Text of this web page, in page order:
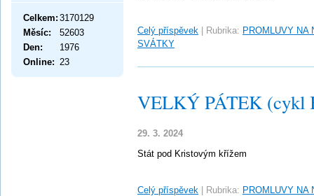
Celý příspěvek Rubrika: PROMLUVY NA
SVÁTKY
VELKÝ PÁTEK (cykl
29. 3. 2024
Stát pod Kristovým křížem
Celý příspěvek Rubrika: PROMLUVY NA
Online: 23
Celkem: 3170129
Měsíc:
52603
Den:
1976